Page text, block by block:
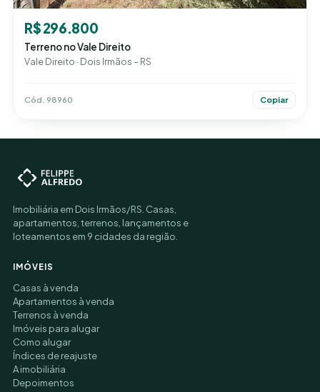
R$ 296.800
Terreno no Vale Direito
Vale Direito · Dois Irmãos – RS
Cód. 98960 Copiar
Imobiliária em Dois Irmãos/RS. Casas,
apartamentos, terrenos, lançamentos e
loteamentos em 9 cidades da região.
IMÓVEIS
Casas à venda
Apartamentos à venda
Terrenos à venda
Imóveis para alugar
Como alugar
Índices de reajuste
A imobiliária
Depoimentos